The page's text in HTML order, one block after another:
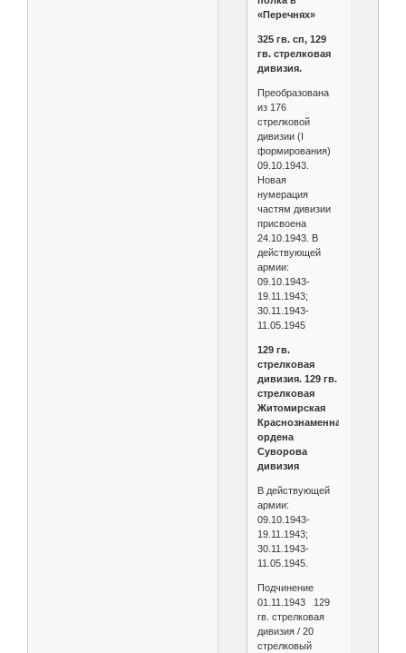
«Перечнях»
325 гв. сп, 129
гв. стрелковая
дивизия.
Преобразована
из 176
стрелковой
дивизии (I
формирования)
09.10.1943.
Новая
нумерация
частям дивизии
присвоена
24.10.1943. В
действующей
армии:
09.10.1943-
19.11.1943;
30.11.1943-
11.05.1945
129 гв.
стрелковая
дивизия. 129 гв.
стрелковая
Житомирская
Краснознаменная
ордена
Суворова
дивизия
В действующей
армии:
09.10.1943-
19.11.1943;
30.11.1943-
11.05.1945.
Подчинение
01.11.1943 129
гв. стрелковая
дивизия / 20
стрелковый